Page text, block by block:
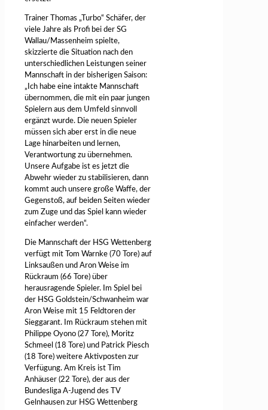
Trainer Thomas „Turbo“ Schäfer, der
viele Jahre als Profi bei der SG
Wallau/Massenheim spielte,
skizzierte die Situation nach den
unterschiedlichen Leistungen seiner
Mannschaft in der bisherigen Saison:
„Ich habe eine intakte Mannschaft
übernommen, die mit ein paar jungen
Spielern aus dem Umfeld sinnvoll
ergänzt wurde. Die neuen Spieler
müssen sich aber erst in die neue
Lage hinarbeiten und lernen,
Verantwortung zu übernehmen.
Unsere Aufgabe ist es jetzt die
Abwehr wieder zu stabilisieren, dann
kommt auch unsere große Waffe, der
Gegenstoß, auf beiden Seiten wieder
zum Zuge und das Spiel kann wieder
einfacher werden“.
Die Mannschaft der HSG Wettenberg
verfügt mit Tom Warnke (70 Tore) auf
Linksaußen und Aron Weise im
Rückraum (66 Tore) über
herausragende Spieler. Im Spiel bei
der HSG Goldstein/Schwanheim war
Aron Weise mit 15 Feldtoren der
Sieggarant. Im Rückraum stehen mit
Philippe Oyono (27 Tore), Moritz
Schmeel (18 Tore) und Patrick Piesch
(18 Tore) weitere Aktivposten zur
Verfügung. Am Kreis ist Tim
Anhäuser (22 Tore), der aus der
Bundesliga A-Jugend des TV
Gelnhausen zur HSG Wettenberg